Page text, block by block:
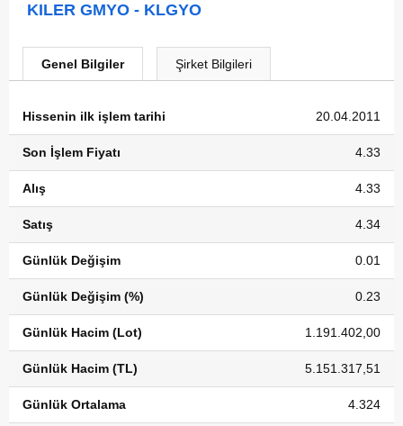
KILER GMYO - KLGYO
Genel Bilgiler Şirket Bilgileri
Hissenin ilk işlem tarihi 20.04.2011
Son İşlem Fiyatı 4.33
Alış 4.33
Satış 4.34
Günlük Değişim 0.01
Günlük Değişim (%) 0.23
Günlük Hacim (Lot) 1.191.402,00
Günlük Hacim (TL) 5.151.317,51
Günlük Ortalama 4.324